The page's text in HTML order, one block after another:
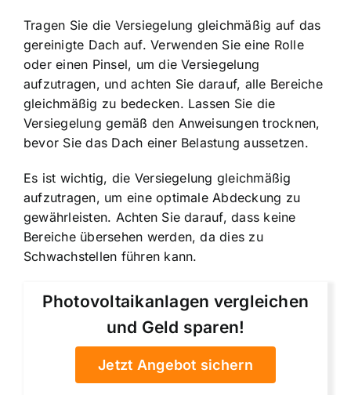
Tragen Sie die Versiegelung gleichmäßig auf das
gereinigte Dach auf. Verwenden Sie eine Rolle
oder einen Pinsel, um die Versiegelung
aufzutragen, und achten Sie darauf, alle Bereiche
gleichmäßig zu bedecken. Lassen Sie die
Versiegelung gemäß den Anweisungen trocknen,
bevor Sie das Dach einer Belastung aussetzen.
Es ist wichtig, die Versiegelung gleichmäßig
aufzutragen, um eine optimale Abdeckung zu
gewährleisten. Achten Sie darauf, dass keine
Bereiche übersehen werden, da dies zu
Schwachstellen führen kann.
Photovoltaikanlagen vergleichen
und Geld sparen!
Jetzt Angebot sichern